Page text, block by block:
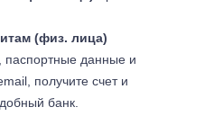
(физ. лица)
паспортные данные и
получите счет и
банк.